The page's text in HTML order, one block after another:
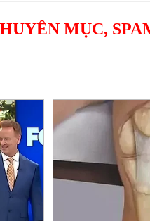
MỤC,